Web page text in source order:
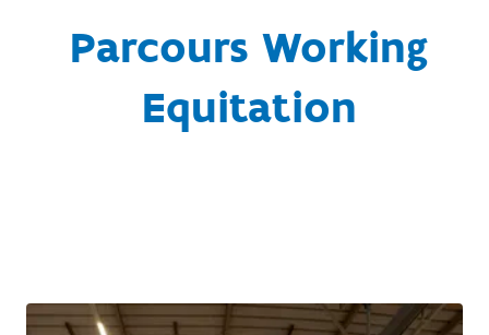
Parcours Working
Equitation